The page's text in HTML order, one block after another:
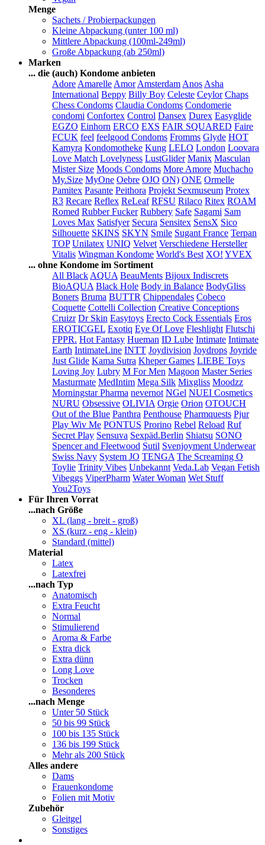
Menge
Sachets / Probierpackungen
Kleine Abpackung (unter 100 ml)
Mittlere Abpackung (100ml-249ml)
Große Abpackung (ab 250ml)
Marken
... die (auch) Kondome anbieten
Adore Amarelle Amor Amsterdam Anos Asha
International Beppy Billy Boy Celeste Ceylor Chaps
Chess Condoms Claudia Condoms Condomerie
condomi Confortex Control Dansex Durex Easyglide
EGZO Einhorn ERCO EXS FAIR SQUARED Faire
FCUK feel feelgood Condoms Fromms Glyde HOT
Kamyra Kondomotheke Kung LELO London Loovara
Love Match Lovelyness LustGlider Manix Masculan
Mister Size Moods Condoms More Amore Muchacho
My.Size MyOne Oebre OJO ON) ONE Ormelle
Pamitex Pasante Peithora Projekt Sexmuseum Protex
R3 Recare Reflex ReLeaf RFSU Rilaco Ritex ROAM
Romed Rubber Fucker Rubbery Safe Sagami Sam
Loves Max Satisfyer Secura Sensitex SensX Sico
Silhouette SKINS SKYN Smile Sugant France Terpan
TOP Unilatex UNIQ Velvet Verschiedene Hersteller
Vitalis Wingman Kondome World's Best XO! YVEX
... ohne Kondome im Sortiment
All Black AQUA BeauMents Bijoux Indiscrets
BioAQUA Black Hole Body in Balance BodyGliss
Boners Bruma BUTTR Chippendales Cobeco
Coquette Cottelli Collection Creative Conceptions
Cruizr Dr Skin Easytoys Erecto Cock Essentials Eros
EROTICGEL Exotiq Eye Of Love Fleshlight Flutschi
FPPR. Hot Fantasy Hueman ID Lube Intimate Intimate
Earth IntimateLine INTT Joydivision Joydrops Joyride
Just Glide Kama Sutra Kheper Games LIEBE Toys
Loving Joy Lubry M For Men Magoon Master Series
Masturmate MedIntim Mega Silk Mixgliss Moodzz
Morningstar Pharma nevernot NGel NUEI Cosmetics
NURU Obsessive OLIVIA Orgie Orion OTOUCH
Out of the Blue Panthra Penthouse Pharmquests Pjur
Play Wiv Me PONTUS Prorino Rebel Reload Ruf
Secret Play Sensuva Sexpäd.Berlin Shiatsu SONO
Spencer and Fleetwood Sutil Svenjoyment Underwear
Swiss Navy System JO TENGA The Screaming O
Toylie Trinity Vibes Unbekannt Veda.Lab Vegan Fetish
Vibeggs ViperPharm Water Woman Wet Stuff
You2Toys
Für Ihren Vorrat
...nach Größe
XL (lang - breit - groß)
XS (kurz - eng - klein)
Standard (mittel)
Material
Latex
Latexfrei
...nach Typ
Anatomisch
Extra Feucht
Normal
Stimulierend
Aroma & Farbe
Extra dick
Extra dünn
Long Love
Trocken
Besonderes
...nach Menge
Unter 50 Stück
50 bis 99 Stück
100 bis 135 Stück
136 bis 199 Stück
Mehr als 200 Stück
Alles andere
Dams
Frauenkondome
Folien mit Motiv
Zubehör
Gleitgel
Sonstiges